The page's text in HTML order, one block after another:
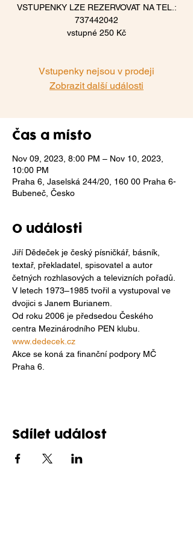
VSTUPENKY LZE REZERVOVAT NA TEL.:
737442042
vstupné 250 Kč
Vstupenky nejsou v prodeji
Zobrazit další události
Čas a místo
Nov 09, 2023, 8:00 PM – Nov 10, 2023,
10:00 PM
Praha 6, Jaselská 244/20, 160 00 Praha 6-
Bubeneč, Česko
O události
Jiří Dědeček je český písničkář, básník,
textař, překladatel, spisovatel a autor
četných rozhlasových a televizních pořadů.
V letech 1973–1985 tvořil a vystupoval ve
dvojici s Janem Burianem.
Od roku 2006 je předsedou Českého
centra Mezinárodního PEN klubu.
www.dedecek.cz
Akce se koná za finanční podpory MČ
Praha 6.
Sdílet událost